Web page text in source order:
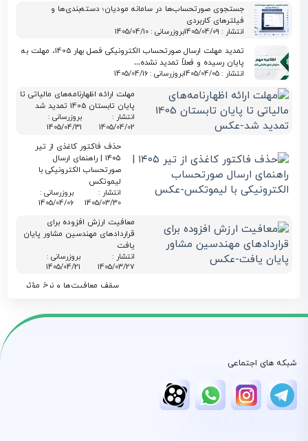
جستجوی صورتحساب‌ها در سامانه مودیان؛ دسته‌بندی‌ها و
فیلترهای کاربردی
انتشار : 1405/04/09 بروزرسانی : 1405/04/10
تمدید مهلت ارسال صورتحساب الکترونیکی فصل بهار 1405، مهلت به
پایان رسیده و فعلاً تمدید نشده…
انتشار : 1405/04/05 بروزرسانی : 1405/04/16
مهلت ارائه اظهارنامه‌های مالیاتی تا
پایان تابستان 1405 تمدید شد
انتشار :
1405/04/02
بروزرسانی :
1405/04/31
حذف فاکتور کاغذی از تیر
۱۴۰۵ | راهنمای ارسال
صورتحساب الکترونیکی با
لیموتکس
انتشار :
1405/03/30
بروزرسانی :
1405/04/06
معافیت ارزش افزوده برای
قراردادهای مهندسین مشاور پایان
یافت
انتشار :
1405/03/27
بروزرسانی :
1405/04/21
سقف معافیت‌ها و نرخ مؤثر
لیموتکس
شبکه های اجتماعی